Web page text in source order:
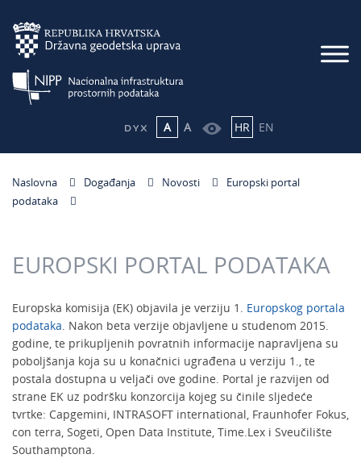
A A HR EN
Naslovna Događanja Novosti
Europski portal
podataka
EUROPSKI PORTAL PODATAKA
Europska komisija (EK) objavila je verziju 1. Europskog portala
podataka. Nakon beta verzije objavljene u studenom 2015.
godine, te prikupljenih povratnih informacije napravljena su
poboljšanja koja su u konačnici ugrađena u verziju 1., te
postala dostupna u veljači ove godine. Portal je razvijen od
strane EK uz podršku konzorcija kojeg su činile sljedeće
tvrtke: Capgemini, INTRASOFT international, Fraunhofer Fokus,
con terra, Sogeti, Open Data Institute, Time.Lex i Sveučilište
Southamptona.